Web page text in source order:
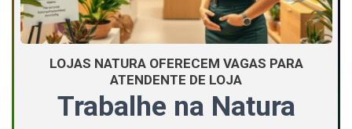
LOJAS NATURA OFERECEM VAGAS PARA
ATENDENTE DE LOJA
Trabalhe na Natura